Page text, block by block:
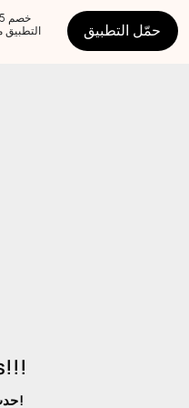
حمّل التطبيق
حدث خطأ ما!